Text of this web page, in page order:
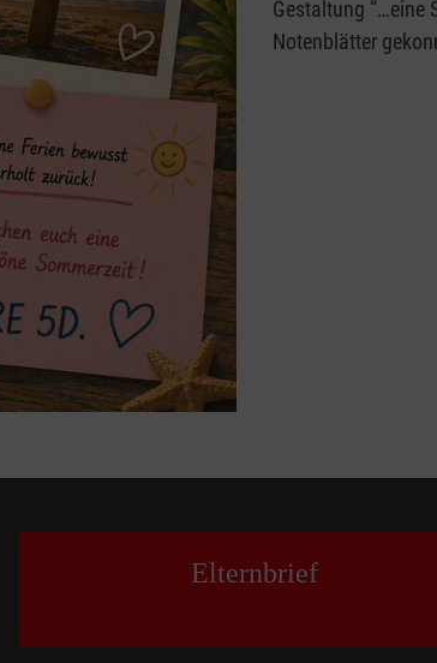
Gestaltung “…eine
Notenblätter
Elternbrief